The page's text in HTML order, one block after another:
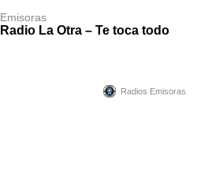
Emisoras
Radio La Otra – Te toca todo
Radios Emisoras